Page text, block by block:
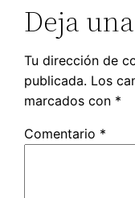
Deja
Tu dirección de
publicada. Los
marcados con *
Comentario *